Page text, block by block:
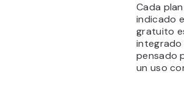
Cada
indicado
gratuito
integrado
pensado
un uso